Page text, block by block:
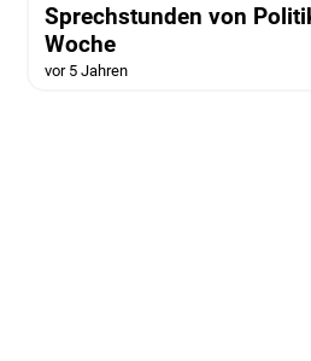
Sprechstunden von
Woche
vor 5 Jahren